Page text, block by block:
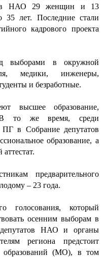
НАО 29 женщин и 13
35 лет. Последние стали
кадрового проекта
выборами в окружной
медики, инженеры,
и безработные.
высшее образование,
В то же время, среди
ПГ в Собрание депутатов
образование, а
предварительного
– 23 года.
голосования, который
осенним выборам в
НАО и органы
региона предстоит
образований (МО), в том